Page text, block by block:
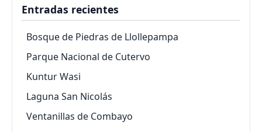
Entradas recientes
Bosque de Piedras de Llollepampa
Parque Nacional de Cutervo
Kuntur Wasi
Laguna San Nicolás
Ventanillas de Combayo